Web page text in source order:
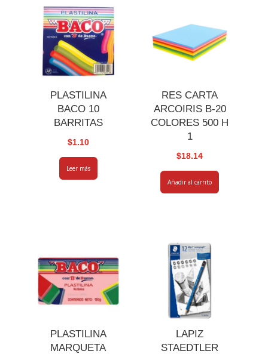
PLASTILINA
BACO 10
BARRITAS
$1.10
Leer más
RES CARTA
ARCOIRIS B-20
COLORES 500 H
1
$18.14
Añadir al carrito
PLASTILINA
MARQUETA
LAPIZ
STAEDTLER